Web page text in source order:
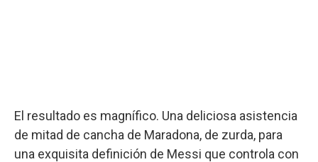
El resultado es magnífico. Una deliciosa asistencia
de mitad de cancha de Maradona, de zurda, para
una exquisita definición de Messi que controla con